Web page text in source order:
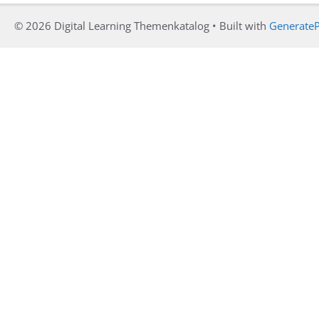
© 2026 Digital Learning Themenkatalog • Built with